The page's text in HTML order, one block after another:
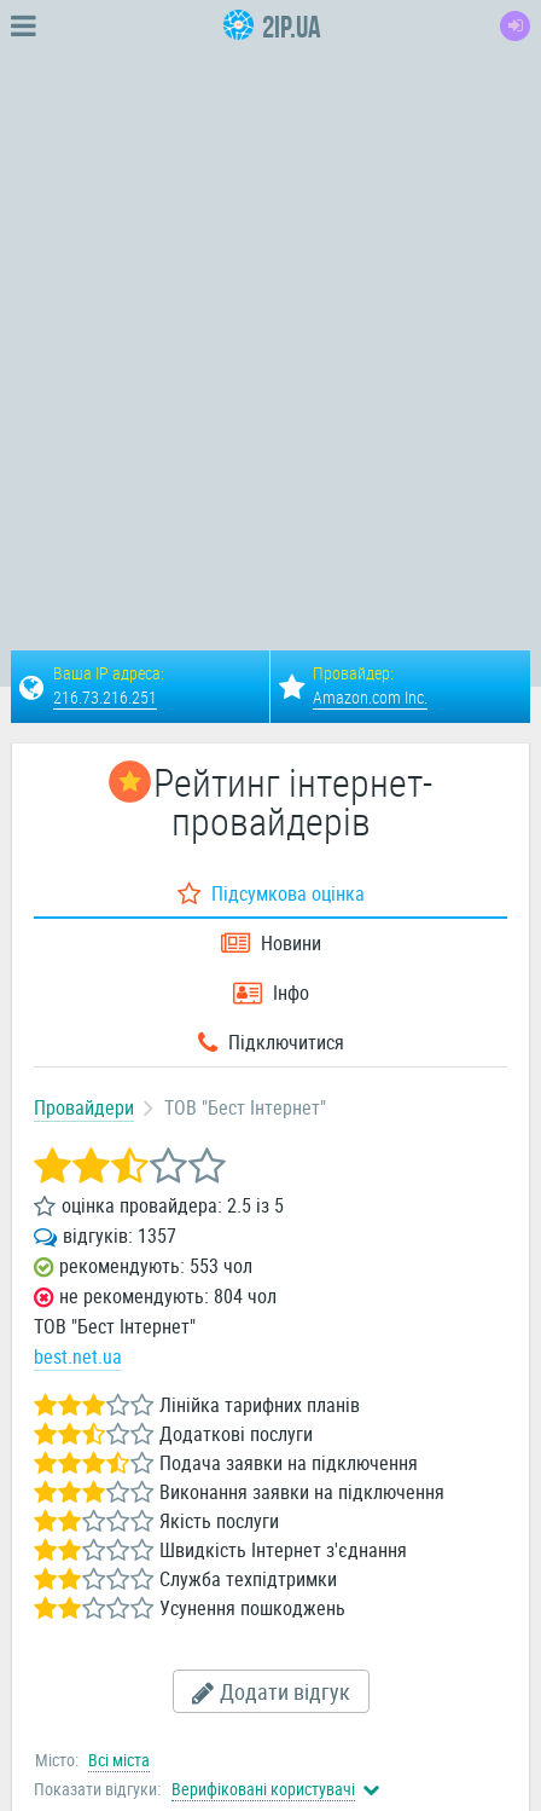
2IP.ua
Ваша IP адреса:
216.73.216.251
Провайдер:
Amazon.com Inc.
Рейтинг інтернет-
провайдерів
Підсумкова оцінка
Новини
Інфо
Підключитися
Провайдери ТОВ "Бест Інтернет"
оцінка провайдера: 2.5 із 5
відгуків: 1357
рекомендують: 553 чол
не рекомендують: 804 чол
ТОВ "Бест Інтернет"
best.net.ua
Лінійка тарифних планів
Додаткові послуги
Подача заявки на підключення
Виконання заявки на підключення
Якість послуги
Швидкість Інтернет з'єднання
Служба техпідтримки
Усунення пошкоджень
Додати відгук
Місто: Всі міста
Показати відгуки: Верифіковані користувачі